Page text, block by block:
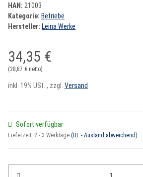
HAN: 21003
Kategorie: Betriebe
Hersteller: Leina Werke
34,35 €
(28,87 € netto)
inkl. 19% USt. , zzgl. Versand
Sofort verfügbar
Lieferzeit: 2 - 3 Werktage (DE - Ausland abweichend)